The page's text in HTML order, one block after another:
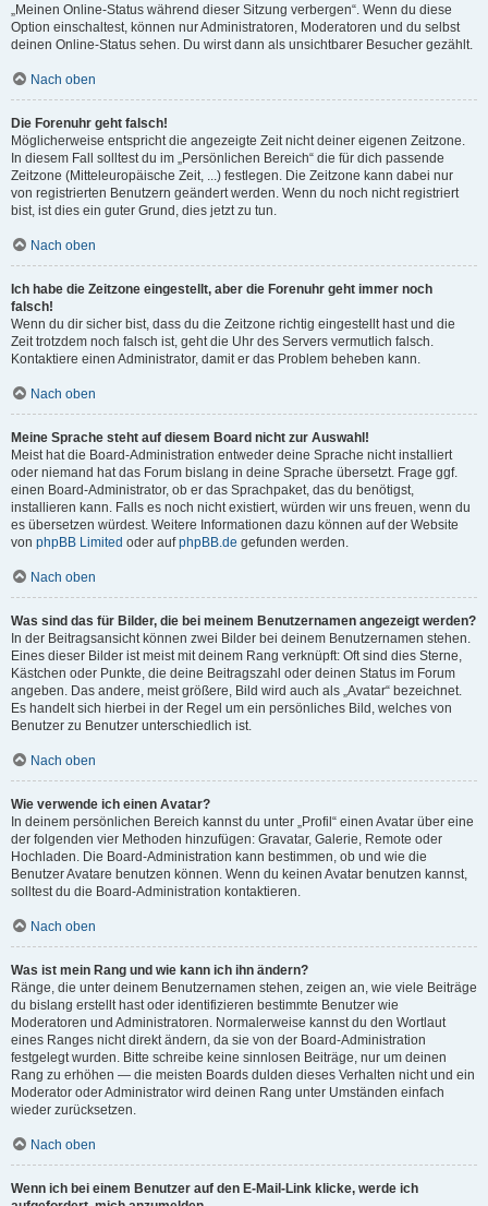
„Meinen Online-Status während dieser Sitzung verbergen“. Wenn du diese
Option einschaltest, können nur Administratoren, Moderatoren und du selbst
deinen Online-Status sehen. Du wirst dann als unsichtbarer Besucher gezählt.
Nach oben
Die Forenuhr geht falsch!
Möglicherweise entspricht die angezeigte Zeit nicht deiner eigenen Zeitzone.
In diesem Fall solltest du im „Persönlichen Bereich“ die für dich passende
Zeitzone (Mitteleuropäische Zeit, ...) festlegen. Die Zeitzone kann dabei nur
von registrierten Benutzern geändert werden. Wenn du noch nicht registriert
bist, ist dies ein guter Grund, dies jetzt zu tun.
Nach oben
Ich habe die Zeitzone eingestellt, aber die Forenuhr geht immer noch
falsch!
Wenn du dir sicher bist, dass du die Zeitzone richtig eingestellt hast und die
Zeit trotzdem noch falsch ist, geht die Uhr des Servers vermutlich falsch.
Kontaktiere einen Administrator, damit er das Problem beheben kann.
Nach oben
Meine Sprache steht auf diesem Board nicht zur Auswahl!
Meist hat die Board-Administration entweder deine Sprache nicht installiert
oder niemand hat das Forum bislang in deine Sprache übersetzt. Frage ggf.
einen Board-Administrator, ob er das Sprachpaket, das du benötigst,
installieren kann. Falls es noch nicht existiert, würden wir uns freuen, wenn du
es übersetzen würdest. Weitere Informationen dazu können auf der Website
von phpBB Limited oder aufphpBB.de gefunden werden.
Nach oben
Was sind das für Bilder, die bei meinem Benutzernamen angezeigt werden?
In der Beitragsansicht können zwei Bilder bei deinem Benutzernamen stehen.
Eines dieser Bilder ist meist mit deinem Rang verknüpft: Oft sind dies Sterne,
Kästchen oder Punkte, die deine Beitragszahl oder deinen Status im Forum
angeben. Das andere, meist größere, Bild wird auch als „Avatar“ bezeichnet.
Es handelt sich hierbei in der Regel um ein persönliches Bild, welches von
Benutzer zu Benutzer unterschiedlich ist.
Nach oben
Wie verwende ich einen Avatar?
In deinem persönlichen Bereich kannst du unter „Profil“ einen Avatar über eine
der folgenden vier Methoden hinzufügen: Gravatar, Galerie, Remote oder
Hochladen. Die Board-Administration kann bestimmen, ob und wie die
Benutzer Avatare benutzen können. Wenn du keinen Avatar benutzen kannst,
solltest du die Board-Administration kontaktieren.
Nach oben
Was ist mein Rang und wie kann ich ihn ändern?
Ränge, die unter deinem Benutzernamen stehen, zeigen an, wie viele Beiträge
du bislang erstellt hast oder identifizieren bestimmte Benutzer wie
Moderatoren und Administratoren. Normalerweise kannst du den Wortlaut
eines Ranges nicht direkt ändern, da sie von der Board-Administration
festgelegt wurden. Bitte schreibe keine sinnlosen Beiträge, nur um deinen
Rang zu erhöhen — die meisten Boards dulden dieses Verhalten nicht und ein
Moderator oder Administrator wird deinen Rang unter Umständen einfach
wieder zurücksetzen.
Nach oben
Wenn ich bei einem Benutzer auf den E-Mail-Link klicke, werde ich